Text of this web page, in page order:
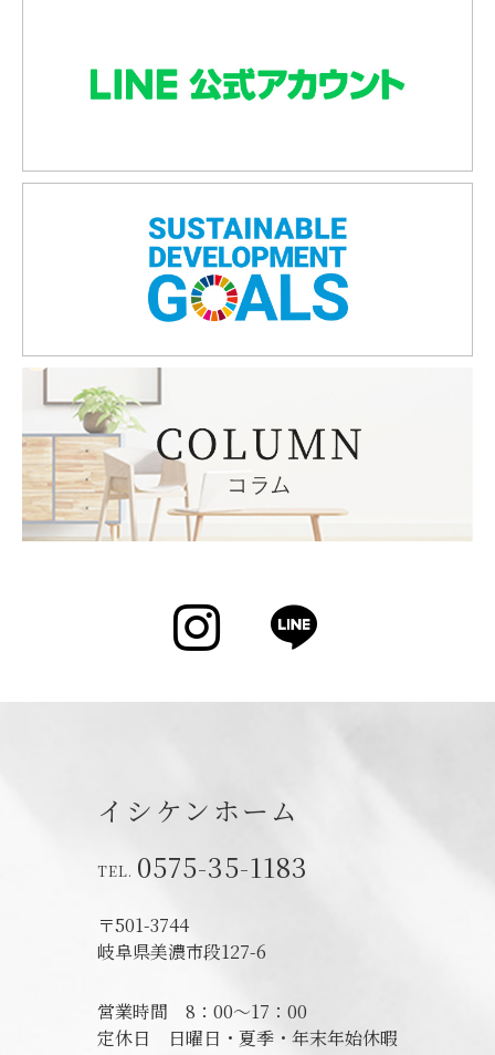
Instagram
イシケンホーム
0575-35-1183
〒501-3744
岐阜県美濃市段127-6
営業時間 8：00～17：00
定休日
日曜日・夏季・年末年始休暇